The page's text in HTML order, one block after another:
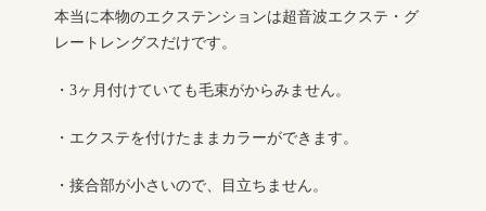
本当に本物のエクステンションは超音波エクステ・グ
レートレングスだけです。
・3ヶ月付けていても毛束がからみません。
・エクステを付けたままカラーができます。
・接合部が小さいので、目立ちません。